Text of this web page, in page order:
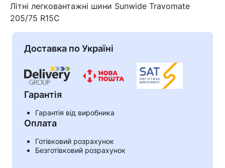
Кошик
У кошику немає товарів.
Літні легковантажні шини Sunwide Travomate
205/75 R15C
Доставка по Україні
Гарантія
Гарантія від виробника
Оплата
Готівковий розрахунок
Безготівковий розрахунок